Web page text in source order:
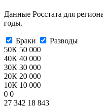
Данные Росстата для
годы.
Браки
Разводы
50К 50 000
40К 40 000
30К 30 000
20К 20 000
10К 10 000
0 0
27 342 18 843